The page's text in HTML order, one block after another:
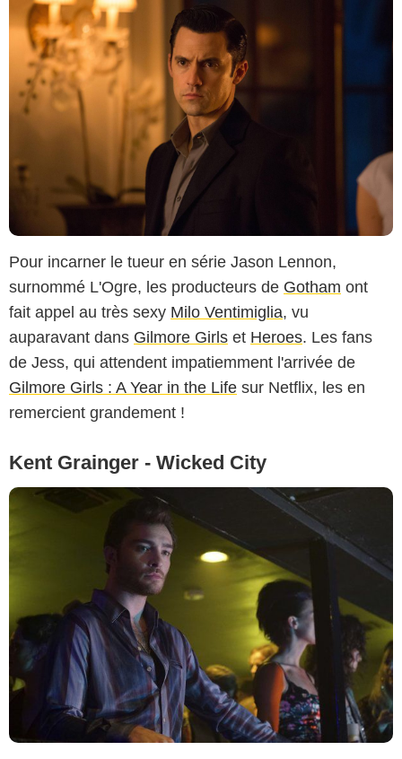
Pour incarner le tueur en série Jason Lennon,
surnommé L'Ogre, les producteurs de Gotham ont
fait appel au très sexy Milo Ventimiglia, vu
auparavant dans Gilmore Girls et Heroes. Les fans
de Jess, qui attendent impatiemment l'arrivée de
Gilmore Girls : A Year in the Life sur Netflix, les en
remercient grandement !
Kent Grainger - Wicked City